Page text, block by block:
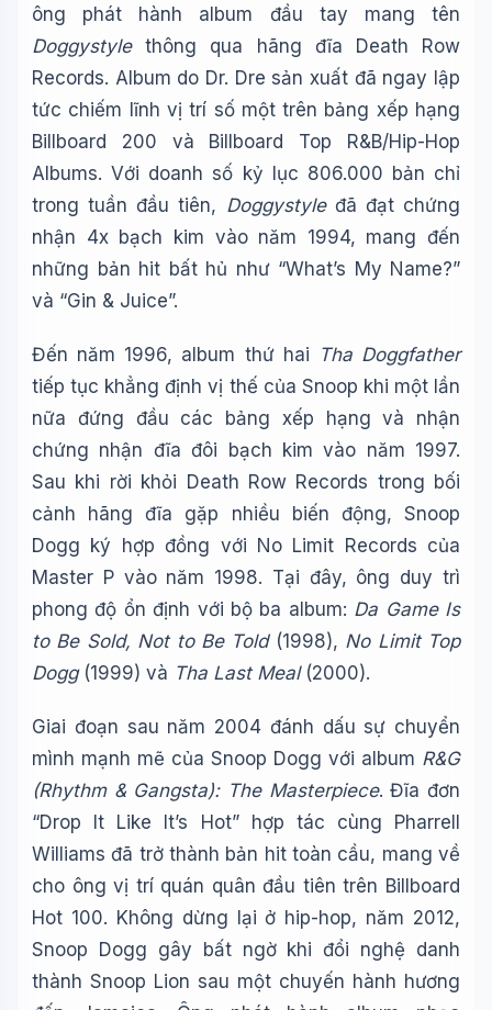
ông phát hành album đầu tay mang tên
Doggystylethông qua hãng đĩa Death Row
Records. Album do Dr. Dre sản xuất đã ngay lập
tức chiếm lĩnh vị trí số một trên bảng xếp hạng
Billboard 200 và Billboard Top R&B/Hip-Hop
Albums. Với doanh số kỷ lục 806.000 bản chỉ
trong tuần đầu tiên, Doggystyleđã đạt chứng
nhận 4x bạch kim vào năm 1994, mang đến
những bản hit bất hủ như “What’s My Name?”
và “Gin & Juice”.
Đến năm 1996, album thứ hai Tha Doggfather
tiếp tục khẳng định vị thế của Snoop khi một lần
nữa đứng đầu các bảng xếp hạng và nhận
chứng nhận đĩa đôi bạch kim vào năm 1997.
Sau khi rời khỏi Death Row Records trong bối
cảnh hãng đĩa gặp nhiều biến động, Snoop
Dogg ký hợp đồng với No Limit Records của
Master P vào năm 1998. Tại đây, ông duy trì
phong độ ổn định với bộ ba album: Da Game Is
to Be Sold, Not to Be Told(1998), No Limit Top
Dogg(1999) và Tha Last Meal(2000).
Giai đoạn sau năm 2004 đánh dấu sự chuyển
mình mạnh mẽ của Snoop Dogg với album R&G
(Rhythm & Gangsta): The Masterpiece. Đĩa đơn
“Drop It Like It’s Hot” hợp tác cùng Pharrell
Williams đã trở thành bản hit toàn cầu, mang về
cho ông vị trí quán quân đầu tiên trên Billboard
Hot 100. Không dừng lại ở hip-hop, năm 2012,
Snoop Dogg gây bất ngờ khi đổi nghệ danh
thành Snoop Lion sau một chuyến hành hương